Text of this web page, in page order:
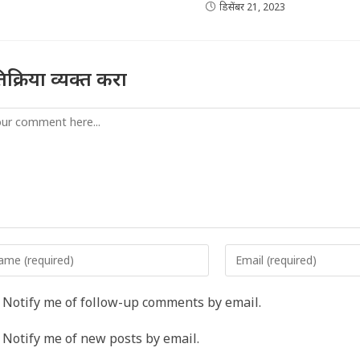
डिसेंबर 21, 2023
व्यक्त करा
your
address
Notify me of follow-up comments by email.
Notify me of new posts by email.